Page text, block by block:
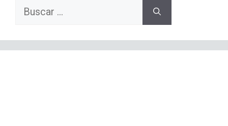
Buscar: